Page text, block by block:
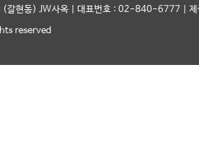
(갈현동) JW사옥 | 대표번호 : 02-840-6777 |
reserved